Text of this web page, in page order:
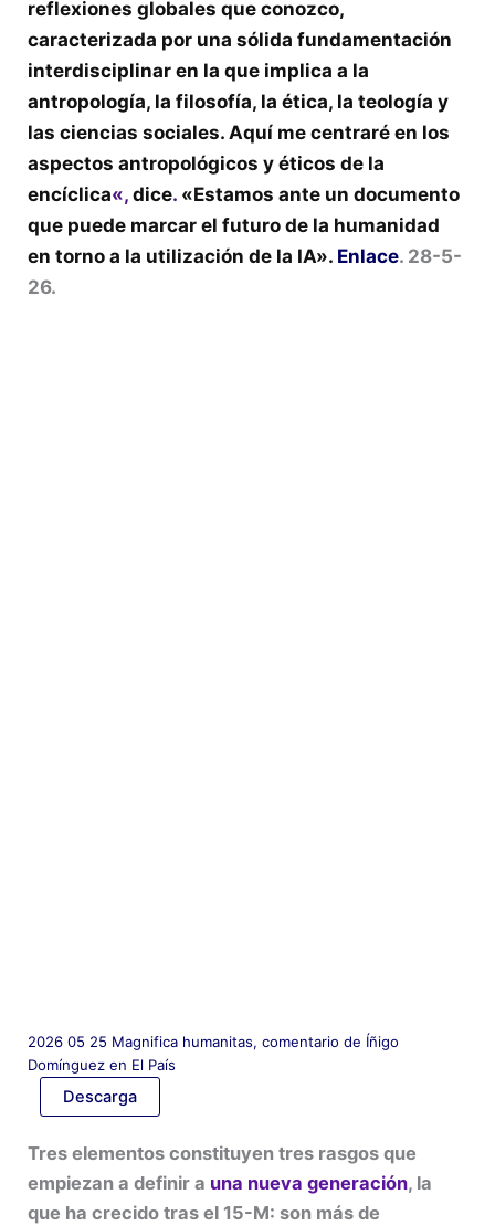
reflexiones globales que conozco,
caracterizada por una sólida fundamentación
interdisciplinar en la que implica a la
antropología, la filosofía, la ética, la teología y
las ciencias sociales. Aquí me centraré en los
aspectos antropológicos y éticos de la
encíclica«,dice. «Estamos ante un documento
que puede marcar el futuro de la humanidad
en torno a la utilización de la IA». Enlace. 28-5-
26.
2026 05 25 Magnifica humanitas, comentario de Íñigo
Domínguez en El País
Descarga
Tres elementos constituyen tres rasgos que
empiezan a definir a una nueva generación, la
que ha crecido tras el 15-M: son más de